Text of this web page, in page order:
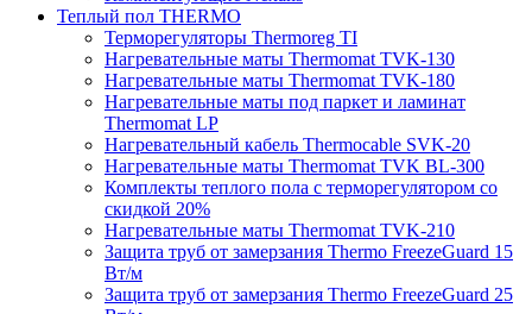
Теплый пол THERMO
Терморегуляторы Thermoreg TI
Нагревательные маты Thermomat TVK-130
Нагревательные маты Thermomat TVK-180
Нагревательные маты под паркет и ламинат
Thermomat LP
Нагревательный кабель Thermocable SVK-20
Нагревательные маты Thermomat TVK BL-300
Комплекты теплого пола с терморегулятором со
скидкой 20%
Нагревательные маты Thermomat TVK-210
Защита труб от замерзания Thermo FreezeGuard 15
Вт/м
Защита труб от замерзания Thermo FreezeGuard 25